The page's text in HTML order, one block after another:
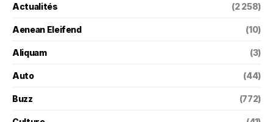
Actualités (2 258)
Aenean Eleifend (10)
Aliquam (3)
Auto (44)
Buzz (772)